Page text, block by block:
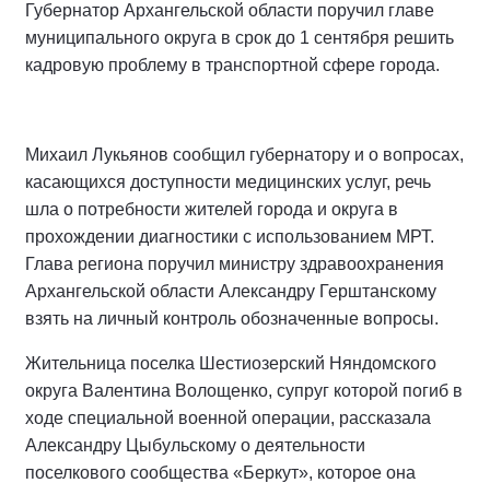
Губернатор Архангельской области поручил главе
муниципального округа в срок до 1 сентября решить
кадровую проблему в транспортной сфере города.
Михаил Лукьянов сообщил губернатору и о вопросах,
касающихся доступности медицинских услуг, речь
шла о потребности жителей города и округа в
прохождении диагностики с использованием МРТ.
Глава региона поручил министру здравоохранения
Архангельской области Александру Герштанскому
взять на личный контроль обозначенные вопросы.
Жительница поселка Шестиозерский Няндомского
округа Валентина Волощенко, супруг которой погиб в
ходе специальной военной операции, рассказала
Александру Цыбульскому о деятельности
поселкового сообщества «Беркут», которое она